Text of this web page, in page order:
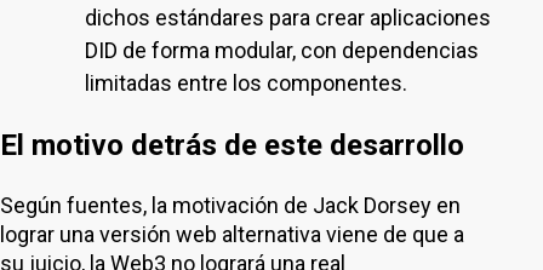
dichos estándares para crear aplicaciones
DID de forma modular, con dependencias
limitadas entre los componentes.
El motivo detrás de este desarrollo
Según fuentes, la motivación de Jack Dorsey en
lograr una versión web alternativa viene de que a
su juicio, la Web3 no logrará una real